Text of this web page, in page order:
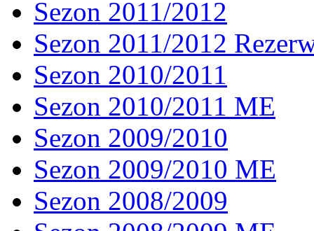
Sezon 2011/2012
Sezon 2011/2012
Sezon 2010/2011
Sezon 2010/2011 ME
Sezon 2009/2010
Sezon 2009/2010 ME
Sezon 2008/2009